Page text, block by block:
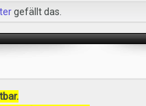
gefällt das.